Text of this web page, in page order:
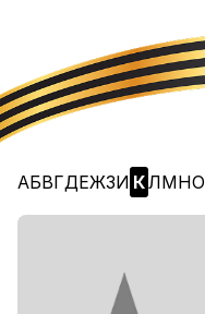
АБВГДЕЖЗИ КЛМНО